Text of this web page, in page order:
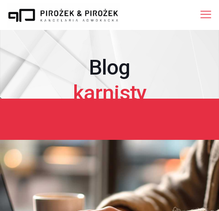
Blog
karnisty